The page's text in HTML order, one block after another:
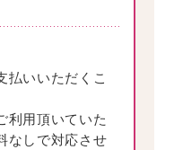
払いいただくこ
利用頂いていた
なしで対応させ